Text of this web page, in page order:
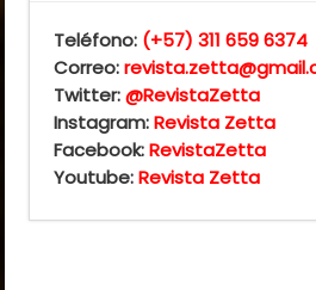
Teléfono: (+57) 311 659 6374
Correo:
Twitter:@RevistaZetta
Instagram:Revista Zetta
Facebook:RevistaZetta
Youtube:Revista Zetta